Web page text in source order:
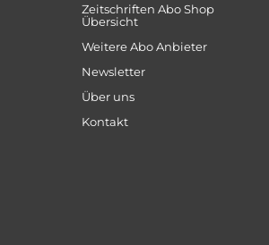
Zeitschriften Abo Shop
Übersicht
Weitere Abo Anbieter
Newsletter
Über uns
Kontakt